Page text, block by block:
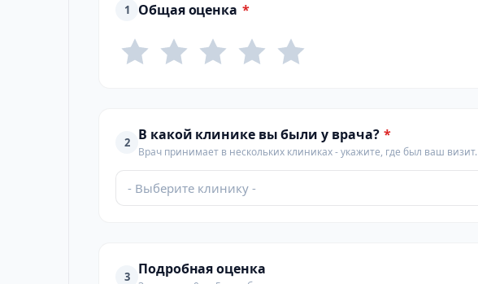
1 Общая оценка *
2 В какой клинике вы были у врача? *
Врач принимает в нескольких клиниках - укажите, где был ваш визит.
- Выберите клинику -
3 Подробная оценка